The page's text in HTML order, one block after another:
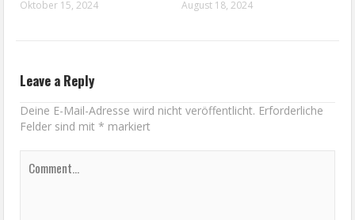
Oktober 15, 2024 August 18, 2024
Leave a Reply
Deine E-Mail-Adresse wird nicht veröffentlicht. Erforderliche
Felder sind mit* markiert